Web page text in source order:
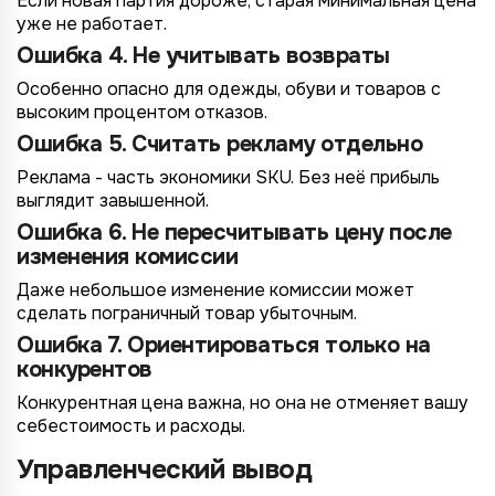
уже не работает.
Ошибка 4. Не учитывать возвраты
Особенно опасно для одежды, обуви и товаров с
высоким процентом отказов.
Ошибка 5. Считать рекламу отдельно
Реклама - часть экономики SKU. Без неё прибыль
выглядит завышенной.
Ошибка 6. Не пересчитывать цену после
изменения комиссии
Даже небольшое изменение комиссии может
сделать пограничный товар убыточным.
Ошибка 7. Ориентироваться только на
конкурентов
Конкурентная цена важна, но она не отменяет вашу
себестоимость и расходы.
Управленческий вывод